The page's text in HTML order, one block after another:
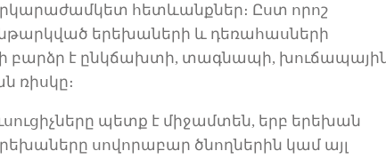
երկարաժամկետ հետևանքներ։ Ըստ որոշ
երեխաների և դեռահասների
բարձր է ընկճախտի, տագնապի,
ռիսկը։
ը պետք է միջամտեն, երբ երեխան
սովորաբար ծնողներին կամ այլ